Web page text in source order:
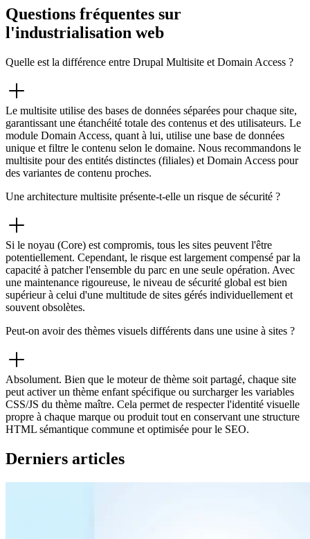
Questions fréquentes sur
l'industrialisation web
Quelle est la différence entre Drupal Multisite et Domain Access ?
Le multisite utilise des bases de données séparées pour chaque site,
garantissant une étanchéité totale des contenus et des utilisateurs. Le
module Domain Access, quant à lui, utilise une base de données
unique et filtre le contenu selon le domaine. Nous recommandons le
multisite pour des entités distinctes (filiales) et Domain Access pour
des variantes de contenu proches.
Une architecture multisite présente-t-elle un risque de sécurité ?
Si le noyau (Core) est compromis, tous les sites peuvent l'être
potentiellement. Cependant, le risque est largement compensé par la
capacité à patcher l'ensemble du parc en une seule opération. Avec
une maintenance rigoureuse, le niveau de sécurité global est bien
supérieur à celui d'une multitude de sites gérés individuellement et
souvent obsolètes.
Peut-on avoir des thèmes visuels différents dans une usine à sites ?
Absolument. Bien que le moteur de thème soit partagé, chaque site
peut activer un thème enfant spécifique ou surcharger les variables
CSS/JS du thème maître. Cela permet de respecter l'identité visuelle
propre à chaque marque ou produit tout en conservant une structure
HTML sémantique commune et optimisée pour le SEO.
Derniers articles